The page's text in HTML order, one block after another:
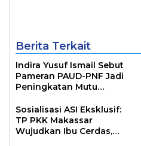
Berita Terkait
Indira Yusuf Ismail Sebut
Pameran PAUD-PNF Jadi
Peningkatan Mutu
Sosialisasi ASI Eksklusif:
TP PKK Makassar
Wujudkan Ibu Cerdas,